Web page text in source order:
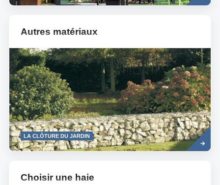
Autres matériaux
LA CLÔTURE DU JARDIN
Read
more
Choisir une haie